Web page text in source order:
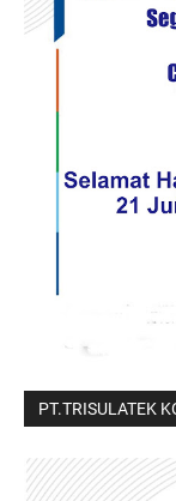
PT.TRISULATEK